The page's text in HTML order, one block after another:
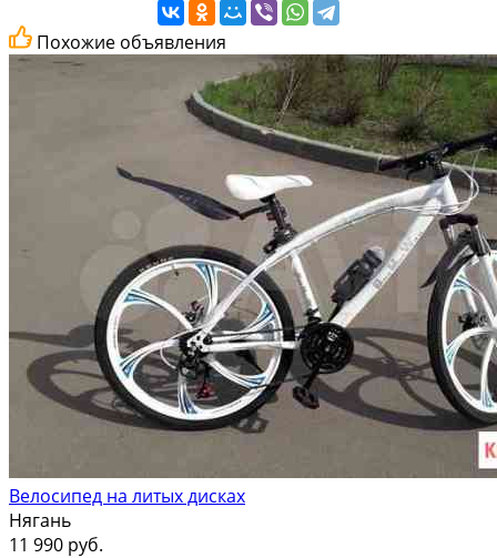
Похожие объявления
Велосипед на литых дисках
Нягань
11 990 руб.